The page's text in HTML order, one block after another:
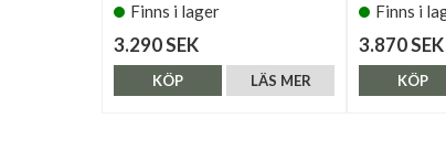
Finns i lager
3.290 SEK
LÄS MER
KÖP
Finns i
3.870 SEK
KÖP